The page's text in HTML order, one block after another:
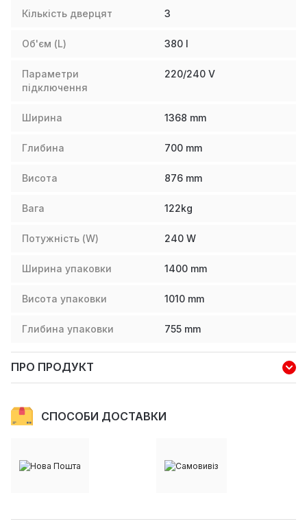
Кількість дверцят 3
Об'єм (L) 380 l
Параметри
підключення
220/240 V
Ширина 1368 mm
Глибина 700 mm
Висота 876 mm
Вага 122kg
Потужність (W) 240 W
Ширина упаковки 1400 mm
Висота упаковки 1010 mm
Глибина упаковки 755 mm
ПРО ПРОДУКТ
СПОСОБИ ДОСТАВКИ